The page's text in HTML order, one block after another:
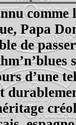
Papa
de
d’une